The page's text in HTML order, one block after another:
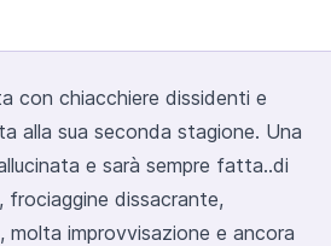
con chiacchiere dissidenti e
alla sua seconda stagione. Una
e sarà sempre fatta..di
frociaggine dissacrante,
molta improvvisazione e ancora